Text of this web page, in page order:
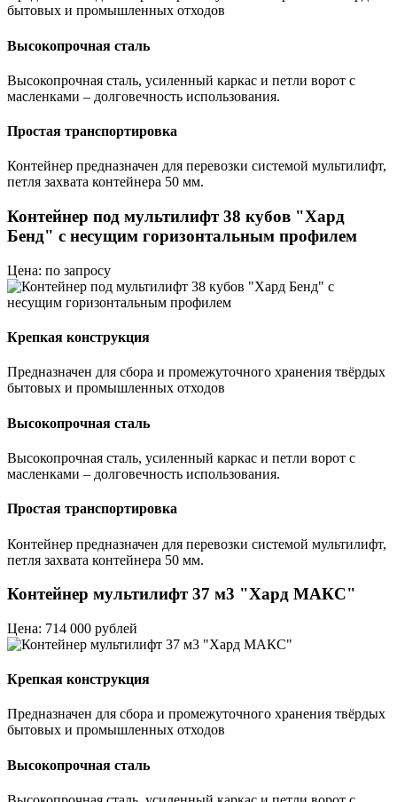
бытовых и промышленных отходов
Высокопрочная сталь
Высокопрочная сталь, усиленный каркас и петли ворот с
масленками – долговечность использования.
Простая транспортировка
Контейнер предназначен для перевозки системой мультилифт,
петля захвата контейнера 50 мм.
Контейнер под мультилифт 38 кубов "Хард
Бенд" с несущим горизонтальным профилем
Цена: по запросу
Крепкая конструкция
Предназначен для сбора и промежуточного хранения твёрдых
бытовых и промышленных отходов
Высокопрочная сталь
Высокопрочная сталь, усиленный каркас и петли ворот с
масленками – долговечность использования.
Простая транспортировка
Контейнер предназначен для перевозки системой мультилифт,
петля захвата контейнера 50 мм.
Контейнер мультилифт 37 м3 "Хард МАКС"
Цена: 714 000 рублей
Крепкая конструкция
Предназначен для сбора и промежуточного хранения твёрдых
бытовых и промышленных отходов
Высокопрочная сталь